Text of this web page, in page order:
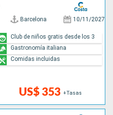
Barcelona 10/11/2027
US$ 353 +Tasas
Club de niños gratis desde los 3
Gastronomía italiana
Comidas incluidas